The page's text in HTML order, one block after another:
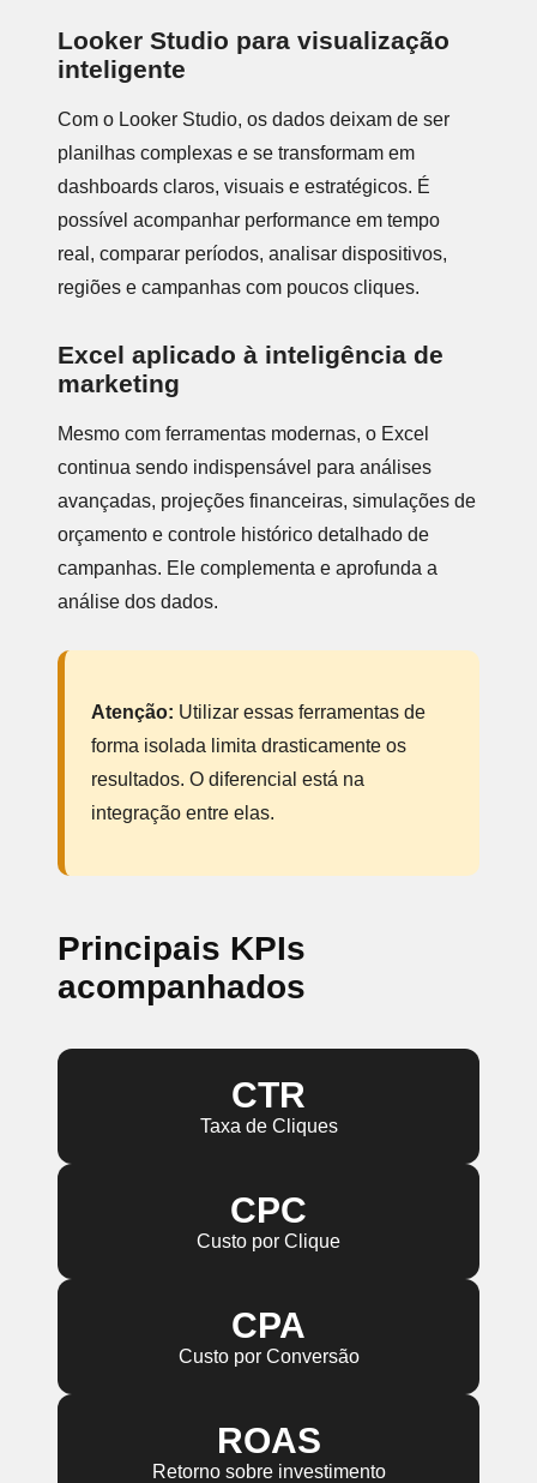
Looker Studio para visualização
inteligente
Com o Looker Studio, os dados deixam de ser
planilhas complexas e se transformam em
dashboards claros, visuais e estratégicos. É
possível acompanhar performance em tempo
real, comparar períodos, analisar dispositivos,
regiões e campanhas com poucos cliques.
Excel aplicado à inteligência de
marketing
Mesmo com ferramentas modernas, o Excel
continua sendo indispensável para análises
avançadas, projeções financeiras, simulações de
orçamento e controle histórico detalhado de
campanhas. Ele complementa e aprofunda a
análise dos dados.
Atenção: Utilizar essas ferramentas de
forma isolada limita drasticamente os
resultados. O diferencial está na
integração entre elas.
Principais KPIs
acompanhados
CTR
Taxa de Cliques
CPC
Custo por Clique
CPA
Custo por Conversão
ROAS
Retorno sobre investimento